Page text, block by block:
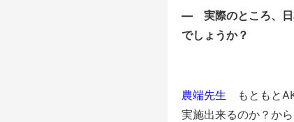
― 実際のところ、日
でしょうか？
農端先生 もともと
実施出来るのか？か